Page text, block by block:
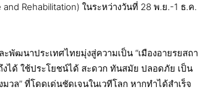
Rehabilitation) ในระหว่างวันที่ 28 พ.ย.-1 ธ.ค.
ฒนาประเทศไทยมุ่งสู่ความเป็น “เมืองอายรยสถา
ได้ ใช้ประโยชน์ได้ สะดวก ทันสมัย ปลอดภัย เป็น
วล” ที่โดดเด่นชัดเจนในเวทีโลก หากทำได้สำเร็จ